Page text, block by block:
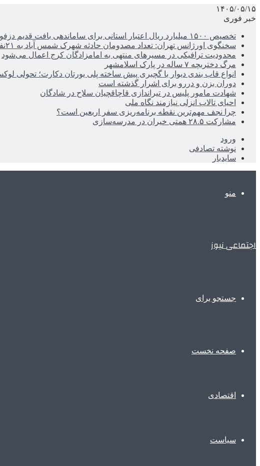
۱۴۰۵/۰۵/۱۵
خبر فوری
تخصیص ۱۵۰۰ میلیارد ریال اعتبار استانی برای ساماندهی بافت قدیم دزفول
سخنگوی اورژانس تهران: تعداد مصدومان حادثه شهرک شمس آباد به ۲۱نفر رسید
محدودیت ترافیکی در مسیرهای منتهی به امامزادگان کرج اعمال می‌شود
مرگ دختربچه ۷ ساله در پارک اسلامشهر
انواع قاب بندی دیوار با گچبری پیش ساخته پلی یورتان دکارت؛ تحولی
دوران بزن و دررو برای اشرار گذشته است
شهادت مامور پلیس در تیراندازی قاچاقچیان سلاح در شادگان
احیای تالاب انزلی نیازمند نگاه ملی
چرا نجف مهم‌ترین نقطه برنامه‌ریزی سفر اربعین است؟
مشارکت ۲۸.۵ همتی خیران در مدرسه‌سازی
ورود
نوشته تصادفی
سایدبار
منو
اجتماعی نیوز
جستجو برای
صفحه نخست
اقتصادی
سیاست